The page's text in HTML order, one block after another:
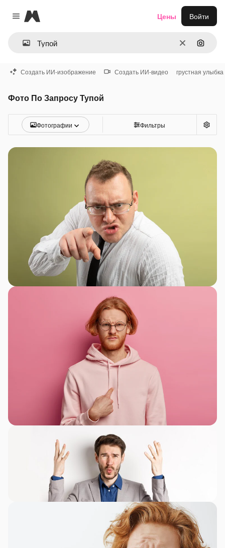
Close menu
Magnific
ОчиститьПоиск
Цены Войти
Создать ИИ-изображение Создать ИИ-видео грустная улыбка
Фото По Запросу Тупой
Фотографии Фильтры